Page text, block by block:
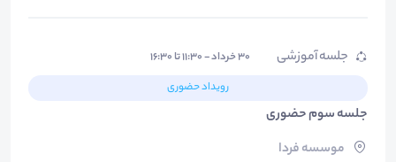
جلسه آموزشی
۳۰ خرداد - ۱۱:۳۰ تا ۱۶:۳۰
رویداد حضوری
جلسه سوم حضوری
موسسه فردا